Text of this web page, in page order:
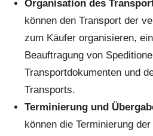
Organisation des
können den Transport der
zum Käufer organisieren,
Beauftragung von
Transportdokumenten und
Transports.
Terminierung und
können die Terminierung